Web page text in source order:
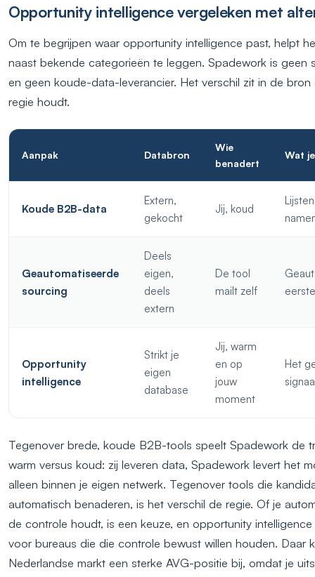
Opportunity intelligence vergeleken met
Om te begrijpen waar opportunity intelligence past, helpt
naast bekende categorieën te leggen. Spadework is geen
en geen koude-data-leverancier. Het verschil zit in de bron
regie houdt.
Aanpak Databron
Wie
benadert
Wat
Koude B2B-data
Extern,
gekocht
Jij, koud
Geautomatiseerde
sourcing
Deels
eigen,
deels
extern
De tool
mailt zelf
Opportunity
intelligence
Strikt je
eigen
database
Jij, warm
en op
jouw
moment
Het
Tegenover brede, koude B2B-tools speelt Spadework de
warm versus koud: zij leveren data, Spadework levert het
alleen binnen je eigen netwerk. Tegenover tools die
automatisch benaderen, is het verschil de regie. Of je
de controle houdt, is een keuze, en opportunity
voor bureaus die die controle bewust willen houden. Daar
Nederlandse markt een sterke AVG-positie bij, omdat je